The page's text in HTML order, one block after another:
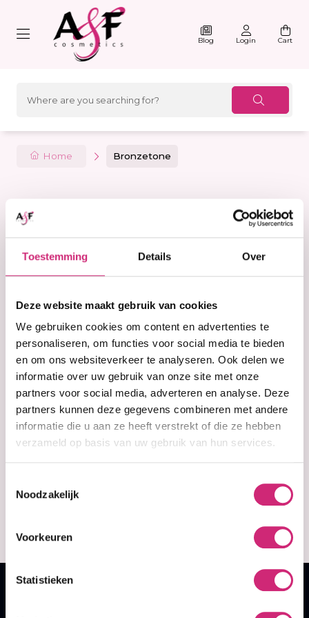
Toestemming Details Over
Deze website maakt gebruik van cookies
We gebruiken cookies om content en advertenties te
personaliseren, om functies voor social media te bieden
en om ons websiteverkeer te analyseren. Ook delen we
informatie over uw gebruik van onze site met onze
partners voor social media, adverteren en analyse. Deze
partners kunnen deze gegevens combineren met andere
informatie die u aan ze heeft verstrekt of die ze hebben
verzameld op basis van uw gebruik van hun services.
Noodzakelijk
Voorkeuren
Statistieken
Blog Login Cart
Home Bronzetone
Sorteer
In stock
Bronztone
Clarifying Milk
In stock
BRONZTONE